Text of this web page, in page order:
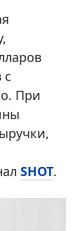
с
При
SHOT.